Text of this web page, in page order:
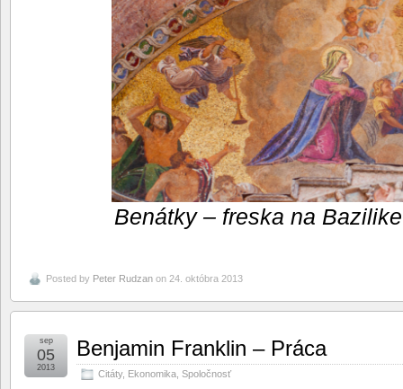
Benátky – freska na
Posted by Peter Rudzan on 24. októbra 2013
Benjamin Franklin – Práca
Citáty, Ekonomika Spoločnosť
sep
05
2013